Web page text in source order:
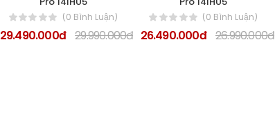
(0 Bình Luận)
29.490.000đ 29.990.000đ
(0 Bình Luận)
26.490.000đ 26.990.000đ